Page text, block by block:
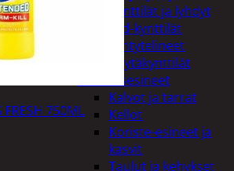
Kynttilät ja lyhdyt
Led-kynttilät
Lyhtytelineet
Pöytäkynttilät
Sisustusesineet
Kalvot ja tarrat
Kellot
Koriste-esineet ja
kasvit
Taulut ja kehykset
FRESH 750ML